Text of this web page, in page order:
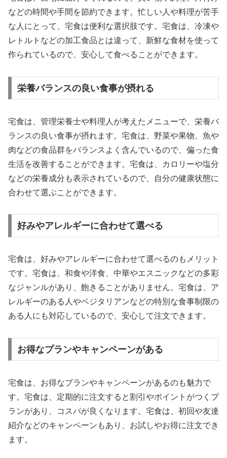
などの時間や手間を節約できます。忙しい人や料理が苦手
な人にとって、宅食は便利な選択肢です。宅食は、冷凍や
レトルトなどの加工食品とは違って、新鮮な食材を使って
作られているので、安心して食べることができます。
栄養バランスの良い食事が摂れる
宅食は、管理栄養士や料理人が考えたメニューで、栄養バ
ランスの良い食事が摂れます。宅食は、野菜や果物、魚や
肉などの食品群をバランスよく含んでいるので、偏った食
生活を改善することができます。宅食は、カロリーや塩分
などの栄養成分も表示されているので、自分の健康状態に
合わせて選ぶことができます。
好みやアレルギーに合わせて選べる
宅食は、好みやアレルギーに合わせて選べるのもメリット
です。宅食は、和食や洋食、中華やエスニックなどの多彩
なジャンルがあり、飽きることがありません。宅食は、ア
レルギーのある人やベジタリアンなどの特別な食事制限の
ある人にも対応しているので、安心して注文できます。
お得なプランやキャンペーンがある
宅食は、お得なプランやキャンペーンがあるのも魅力で
す。宅食は、定期的に注文すると割引やポイントがつくプ
ランがあり、コスパが良くなります。宅食は、初回や友達
紹介などのキャンペーンもあり、お試しやお得に注文でき
ます。